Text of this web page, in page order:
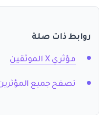
روابط ذات صلة
مؤثري X الموثقين
تصفح جميع المؤثرين